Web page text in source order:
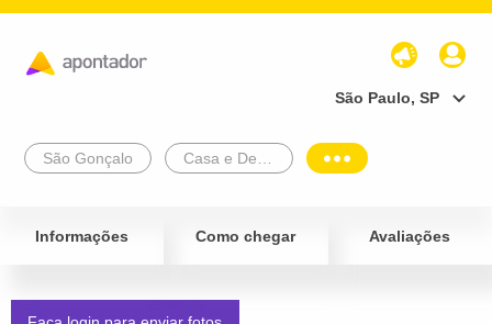
São Paulo, SP
São Gonçalo
Informações Como chegar Avaliações